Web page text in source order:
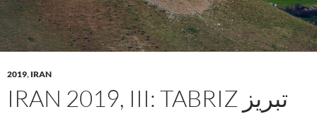
2019, IRAN
IRAN 2019, III: TABRIZ تبريز